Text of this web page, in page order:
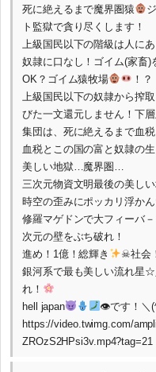
死に絶えるまで魔界圏猿
ト監獄で貪り尽くします！
上級国民以下の階級は人にあ
奴隷に口なし！ゴイム(家畜)
OK？ゴイム猿牧場
！？
上級国民以下の奴隷から搾
びた一文還元しません！下
集団は、死に絶えるまで血
血税とこの国の富と奴隷の
美しい地獄…魔界圏…
三次元物資文明最後の美し
時空の歪みにポッカリ浮か
修羅マゲドンで大フィーバ
次元の壁をぶち破れ！
進め！1億！総輝き
☠社会
銀河系で最も美しい流れ星
れ！
hell japan
👁です！＼
https://video.twimg.com/
ZROzS2HPsi3v.mp4?tag=21